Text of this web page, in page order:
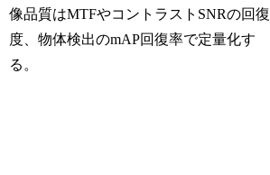
像品質はMTFやコントラストSNRの回復
度、物体検出のmAP回復率で定量化す
る。